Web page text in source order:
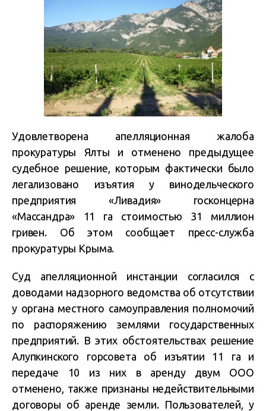
Удовлетворена апелляционная жалоба
прокуратуры Ялты и отменено предыдущее
судебное решение, которым фактически было
легализовано изъятия у винодельческого
предприятия «Ливадия» госконцерна
«Массандра» 11 га стоимостью 31 миллион
гривен. Об этом сообщает пресс-служба
прокуратуры Крыма.
Суд апелляционной инстанции согласился с
доводами надзорного ведомства об отсутствии
у органа местного самоуправления полномочий
по распоряжению землями государственных
предприятий. В этих обстоятельствах решение
Алупкинского горсовета об изъятии 11 га и
передаче 10 из них в аренду двум ООО
отменено, также признаны недействительными
договоры об аренде земли. Пользователей, у